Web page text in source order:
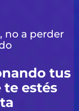
no a perder
tus
te estés